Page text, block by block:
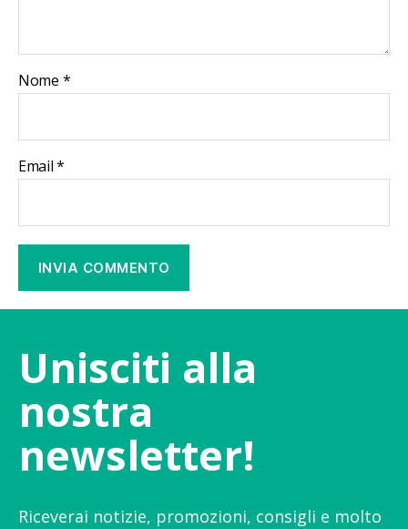
Nome *
Email*
Unisciti alla
nostra
newsletter!
Riceverai notizie, promozioni, consigli e molto